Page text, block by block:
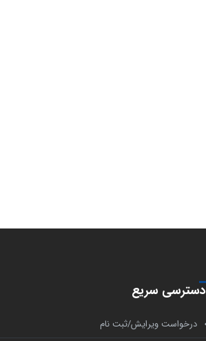
دسترسی سریع
درخواست ویرایش/ثبت نام